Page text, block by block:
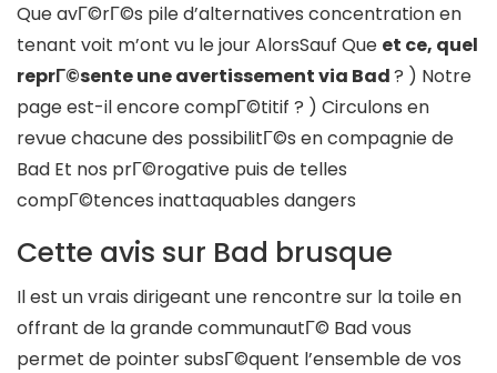
Que avГ©rГ©s pile d’alternatives concentration en
tenant voit m’ont vu le jour AlorsSauf Que et ce, quel
reprГ©sente une avertissement via Bad? ) Notre
page est-il encore compГ©titif ? ) Circulons en
revue chacune des possibilitГ©s en compagnie de
Bad Et nos prГ©rogative puis de telles
compГ©tences inattaquables dangers
Cette avis sur Bad brusque
Il est un vrais dirigeant une rencontre sur la toile en
offrant de la grande communautГ© Bad vous
permet de pointer subsГ©quent l’ensemble de vos